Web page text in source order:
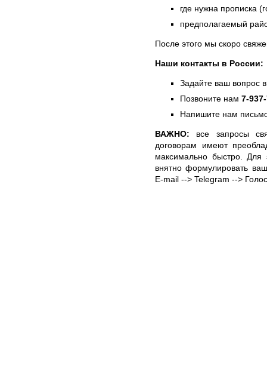
где нужна прописка
предполагаемый
После этого мы скоро
Наши контакты в России:
Задайте ваш вопрос
Позвоните нам 7-
Напишите нам
ВАЖНО: все запросы
договорам имеют
максимально быстро.
внятно формулировать
E-mail --> Telegram -->